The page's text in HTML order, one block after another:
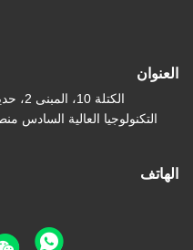
العالية السادس منطقة تطوير